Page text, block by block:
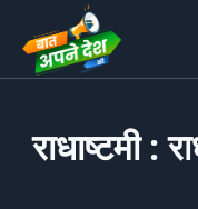
राधाष्टमी :